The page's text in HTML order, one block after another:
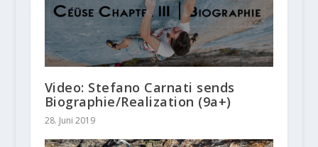
Video: Stefano Carnati sends
Biographie/Realization (9a+)
28. Juni 2019